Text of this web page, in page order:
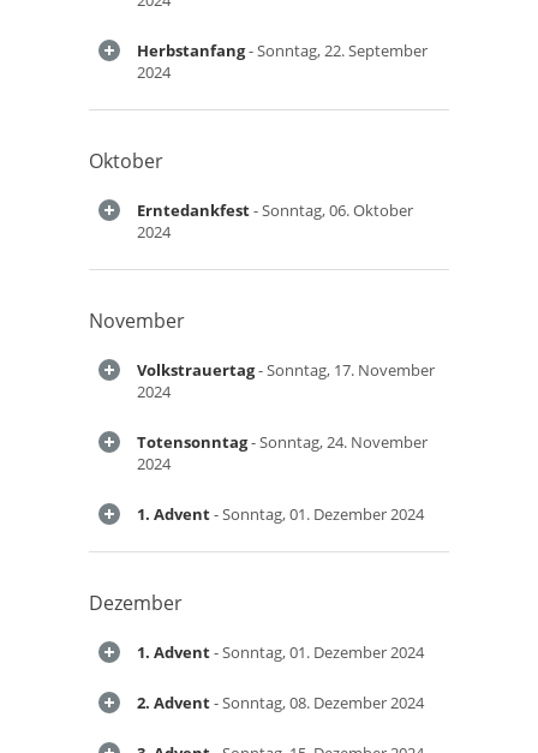
Herbstanfang- Sonntag, 22. September
2024
Oktober
Erntedankfest- Sonntag, 06. Oktober
2024
November
Volkstrauertag- Sonntag, 17. November
2024
Totensonntag- Sonntag, 24. November
2024
1. Advent- Sonntag, 01. Dezember 2024
Dezember
1. Advent- Sonntag, 01. Dezember 2024
2. Advent- Sonntag, 08. Dezember 2024